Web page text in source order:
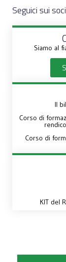
Seguici sui
Siamo al
Il
Corso di
Corso di
KIT del